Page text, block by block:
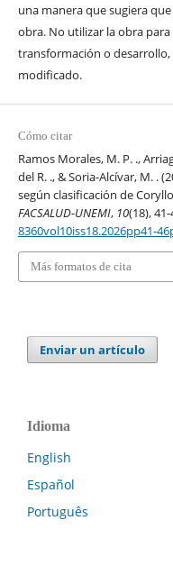
una manera que sugiera
obra. No utilizar la obra para
transformación o
modificado.
Cómo citar
Ramos Morales, M. P. .,
del R. ., & Soria-Alcívar, M. .
según clasificación de
FACSALUD-UNEMI, 10(18),
8360vol10iss18.2026pp41-
Más formatos de cita
Enviar un artículo
Idioma
English
Español
Português